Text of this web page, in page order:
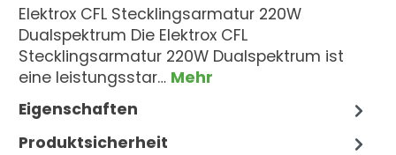
Elektrox CFL Stecklingsarmatur 220W
Dualspektrum Die Elektrox CFL
Stecklingsarmatur 220W Dualspektrum ist
eine leistungsstar… Mehr
Eigenschaften
Produktsicherheit